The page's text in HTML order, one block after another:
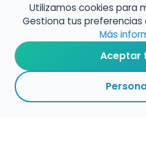
Política de
Política de
Utilizamos cookies para
Gestiona tus
Más
Aceptar